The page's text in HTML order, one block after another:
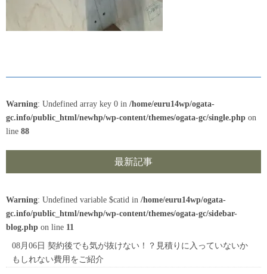
Warning: Undefined array key 0 in /home/euru14wp/ogata-
gc.info/public_html/newhp/wp-content/themes/ogata-gc/single.php on
line 88
最新記事
Warning: Undefined variable $catid in /home/euru14wp/ogata-
gc.info/public_html/newhp/wp-content/themes/ogata-gc/sidebar-
blog.php on line 11
08月06日 契約後でも気が抜けない！？見積りに入っていないか
もしれない費用をご紹介